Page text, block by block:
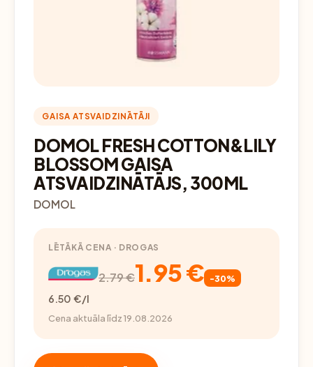
GAISA ATSVAIDZINĀTĀJI
DOMOL FRESH COTTON&LILY
BLOSSOM GAISA
ATSVAIDZINĀTĀJS, 300ML
DOMOL
LĒTĀKĀ CENA · DROGAS
2.79 €1.95 € -30%
6.50 €/l
Cena aktuāla līdz 19.08.2026